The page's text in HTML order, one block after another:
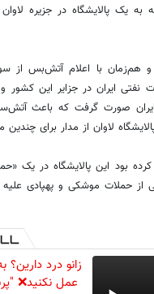
به یک پالایشگاه در جزیره
و هم‌زمان با اعلام آتش‌بس از
نفتی ایران در جزایر این کشور
صورت گرفت که باعث
لاوان از مدار برای چندین
کرده بود این پالایشگاه در یک
از حملات موشکی و پهپادی علیه
زانو درد
عمل نکنید❌